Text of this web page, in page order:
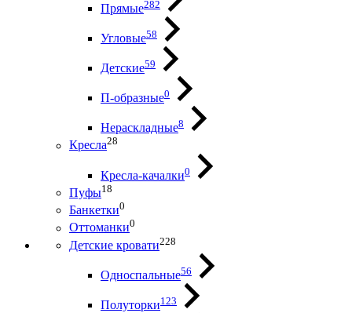
Прямые282
Угловые58
Детские59
П-образные0
Нераскладные8
Кресла28
Кресла-качалки0
Пуфы18
Банкетки0
Оттоманки0
Детские кровати228
Односпальные56
Полуторки123